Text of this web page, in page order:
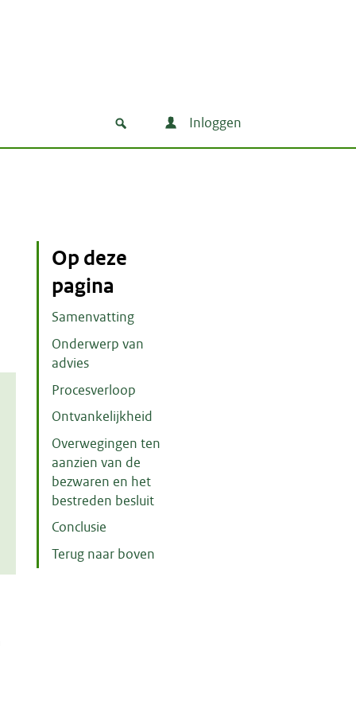
Inloggen
Op deze
pagina
Samenvatting
Onderwerp van
advies
Procesverloop
Ontvankelijkheid
Overwegingen ten
aanzien van de
bezwaren en het
bestreden besluit
Conclusie
Terug naar boven